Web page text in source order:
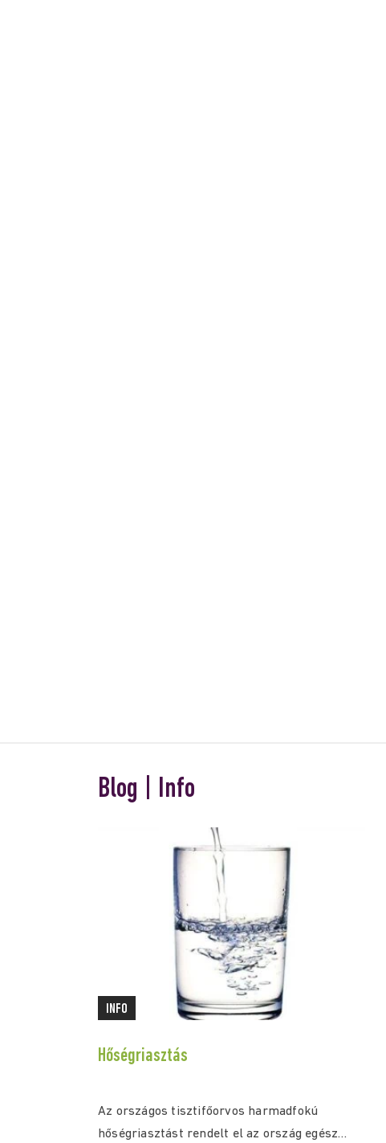
Blog | Info
INFO
Hőségriasztás
Az országos tisztifőorvos harmadfokú
hőségriasztást rendelt el az ország egész